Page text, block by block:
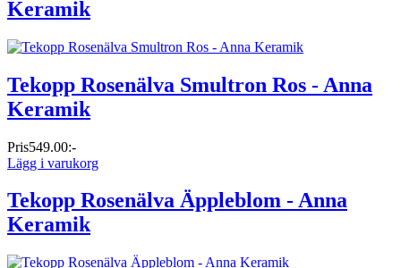
Keramik
Tekopp Rosenälva Smultron Ros - Anna
Keramik
Pris549.00:-
Lägg i varukorg
Tekopp Rosenälva Äppleblom - Anna
Keramik